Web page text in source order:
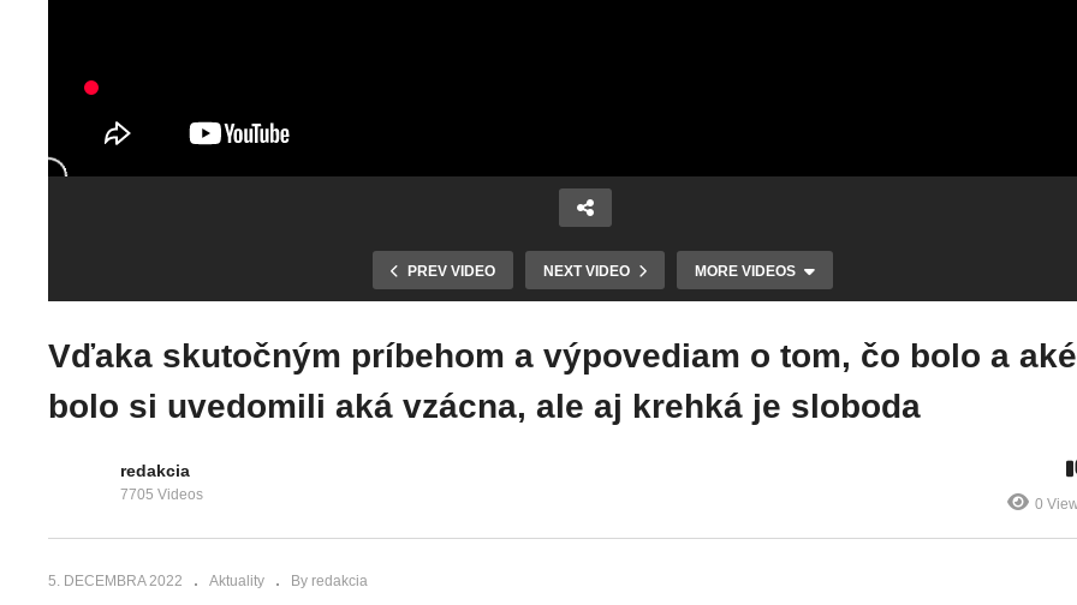
PREV VIDEO NEXT VIDEO MORE VIDEOS
Ich láskou je
túžbou je, šíriť
pravidelne venujú
kúsok tepla
deťom z detského
domova
Elektrokolobežky
prevádzky, nájdite
svoj biely dukát,
ustanovujúce
samosprávneho
kraja, poradenské
centrum zdravia
Martinčania o
vianočné trhy
ukrátení nebudú.
chýbať ani
obľúbená ľadová
plocha
pohotovostnej
zasadnutí
mestského
zastupiteľstva
Vďaka skutočným príbehom a výpovediam o tom, čo bolo a
bolo si uvedomili aká vzácna, ale aj krehká je sloboda
redakcia
7705 Videos
0
5. DECEMBRA 2022 Aktuality By redakcia